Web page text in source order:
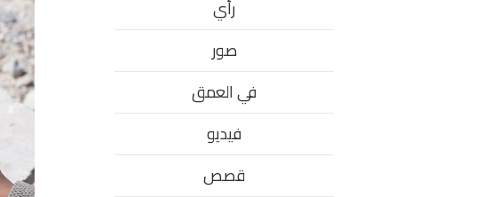
رأي
صور
في العمق
فيديو
قصص